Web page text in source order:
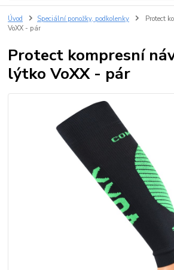
Úvod Speciální ponožky, podkolenky
Protect
VoXX - pár
Protect kompresní
lýtko VoXX - pár